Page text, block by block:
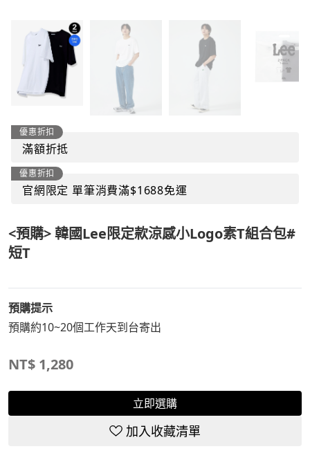
優惠折扣
滿額折抵
優惠折扣
官網限定 單筆消費滿$1688免運
<預購> 韓國Lee限定款涼感小Logo素T組合包#
短T
預購提示
預購約10~20個工作天到台寄出
NT$ 1,280
立即選購
加入收藏清單